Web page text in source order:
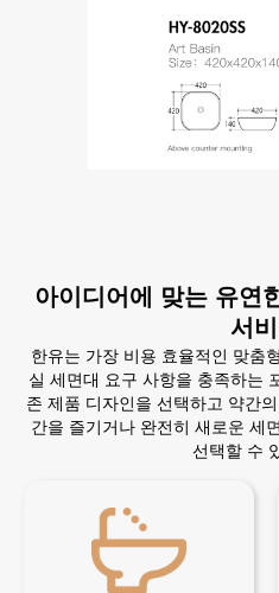
아이디어에 맞는 유연
서
한유는 가장 비용 효율적인 맞춤
실 세면대 요구 사항을 충족하는
존 제품 디자인을 선택하고 약간
간을 즐기거나 완전히 새로운 세
선택할 수